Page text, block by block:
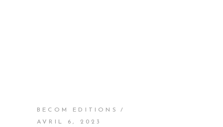
BECOM EDITIONS
AVRIL 6, 2023